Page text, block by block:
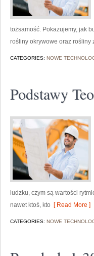
tożsamość. Pokazujemy, jak
rośliny okrywowe oraz rośliny
CATEGORIES: NOWE
Podstawy
ludzku, czym są wartości
nawet ktoś, kto [ Read More ]
CATEGORIES: NOWE